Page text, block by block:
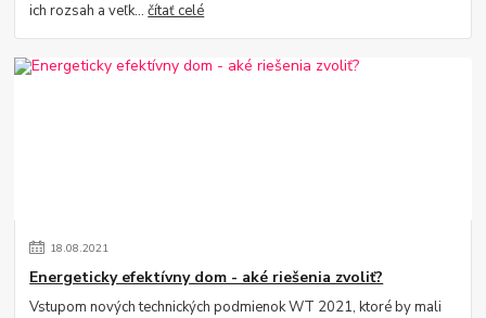
ich rozsah a veľk...čítať celé
18.08.2021
Energeticky efektívny dom - aké riešenia zvoliť?
Vstupom nových technických podmienok WT 2021, ktoré by mali